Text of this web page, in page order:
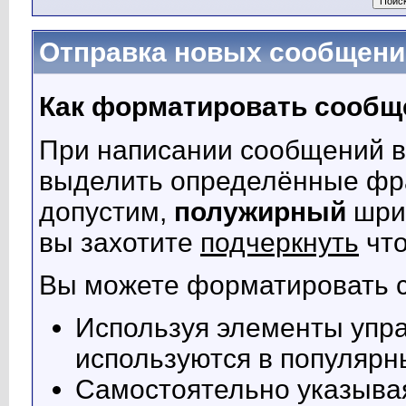
Отправка новых
Как форматировать
При написании сообщений
выделить определённые
допустим, полужирный
вы захотите подчеркнуть
Вы можете форматировать
Используя элементы
используются в
Самостоятельно